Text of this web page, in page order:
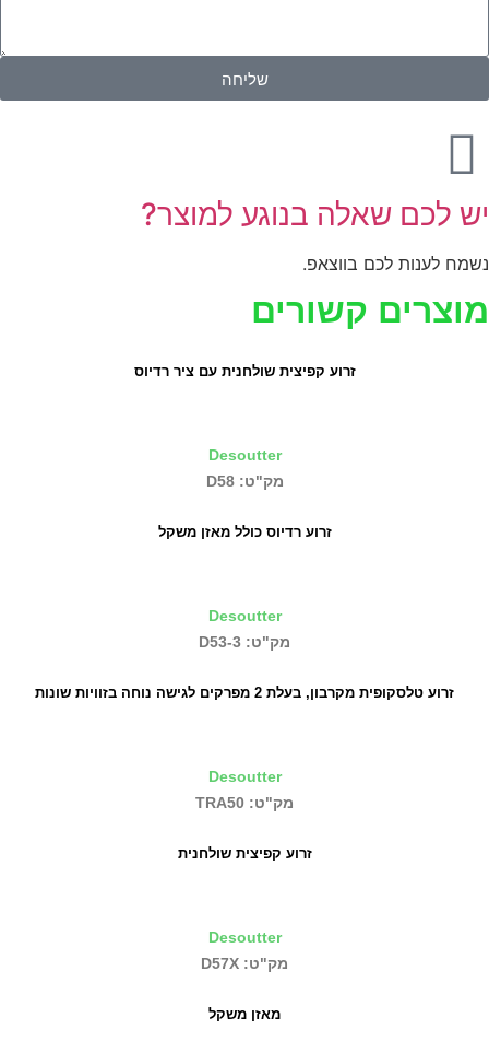
שליחה
יש לכם שאלה בנוגע למוצר?
נשמח לענות לכם בווצאפ.
מוצרים קשורים
זרוע קפיצית שולחנית עם ציר רדיוס
Desoutter
מק"ט: D58
זרוע רדיוס כולל מאזן משקל
Desoutter
מק"ט: D53-3
זרוע טלסקופית מקרבון, בעלת 2 מפרקים לגישה נוחה בזוויות שונות
Desoutter
מק"ט: TRA50
זרוע קפיצית שולחנית
Desoutter
מק"ט: D57X
מאזן משקל